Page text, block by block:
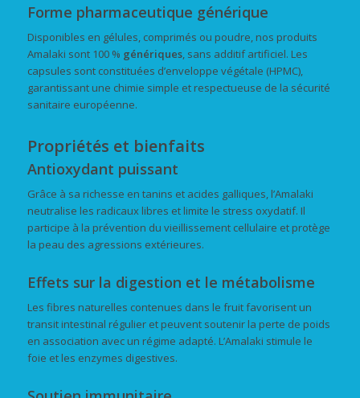
Forme pharmaceutique générique
Disponibles en gélules, comprimés ou poudre, nos produits
Amalaki sont 100 % génériques, sans additif artificiel. Les
capsules sont constituées d’enveloppe végétale (HPMC),
garantissant une chimie simple et respectueuse de la sécurité
sanitaire européenne.
Propriétés et bienfaits
Antioxydant puissant
Grâce à sa richesse en tanins et acides galliques, l’Amalaki
neutralise les radicaux libres et limite le stress oxydatif. Il
participe à la prévention du vieillissement cellulaire et protège
la peau des agressions extérieures.
Effets sur la digestion et le métabolisme
Les fibres naturelles contenues dans le fruit favorisent un
transit intestinal régulier et peuvent soutenir la perte de poids
en association avec un régime adapté. L’Amalaki stimule le
foie et les enzymes digestives.